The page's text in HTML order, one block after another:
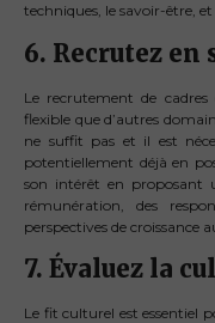
techniques, le savoir-être,
6. Recrutez en
Le recrutement de
flexible que d’autres
ne suffit pas et il est
potentiellement déjà en
son intérêt en proposant
rémunération, des
perspectives de croissance
7. Évaluez la
Le fit culturel est essentiel